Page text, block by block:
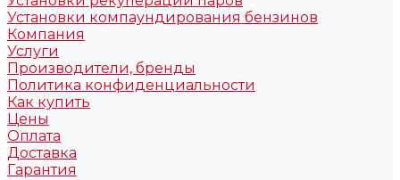
Установки компаундирования бензинов
Компания
Услуги
Производители, бренды
Политика конфиденциальности
Как купить
Цены
Оплата
Доставка
Гарантия